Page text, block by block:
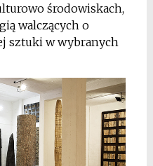
środowiskach,
walczących o
sztuki w wybranych